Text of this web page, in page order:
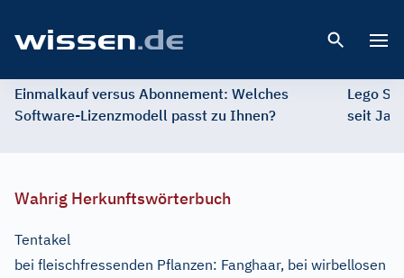
Einmalkauf versus Abonnement: Welches
Software-Lizenzmodell passt zu Ihnen?
Lego
seit
Wahrig Herkunftswörterbuch
Tentakel
bei fleischfressenden Pflanzen: Fanghaar, bei wirbellosen